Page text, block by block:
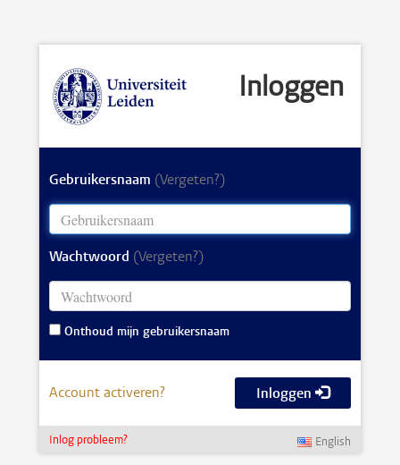
Inloggen
Gebruikersnaam (Vergeten?)
Wachtwoord (Vergeten?)
Onthoud mijn gebruikersnaam
Account activeren? Inloggen
Inlog probleem? English